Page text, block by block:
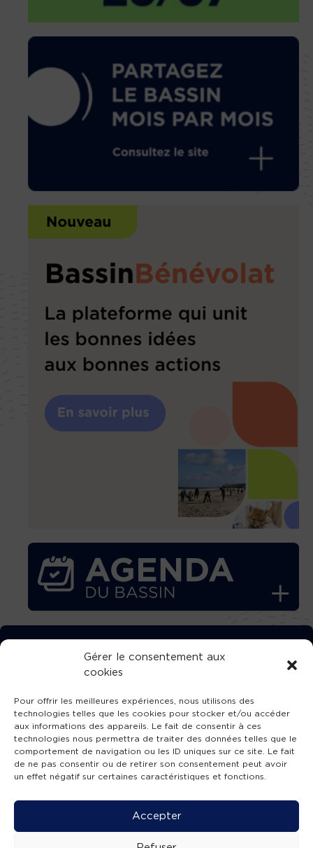
Gérer le consentement aux
cookies
Pour offrir les meilleures expériences, nous utilisons des
technologies telles que les cookies pour stocker et/ou accéder
aux informations des appareils. Le fait de consentir à ces
technologies nous permettra de traiter des données telles que le
comportement de navigation ou les ID uniques sur ce site. Le fait
de ne pas consentir ou de retirer son consentement peut avoir
un effet négatif sur certaines caractéristiques et fonctions.
Accepter
TÉLÉCHARGEZ GRATUITEMENT
L’APPLICATION TVBA !
SUIVEZ-NOUS !
Mentions légales -Accessibilité